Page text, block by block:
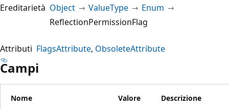
Ereditarietà Object ValueType
Enum
ReflectionPermissionFlag
Attributi FlagsAttribute ObsoleteAttribute
Campi
Nome Valore Descrizione